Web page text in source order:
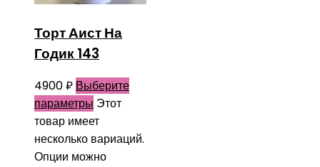
Торт Аист На
Годик 143
4900₽ Выберите
параметры Этот
товар имеет
несколько вариаций.
Опции можно